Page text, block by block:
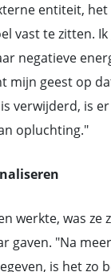
entiteit,
vast te zitten.
negatieve
mijn geest op
verwijderd, is
opluchting."
werkte, was ze
gaven. "Na
is het zo